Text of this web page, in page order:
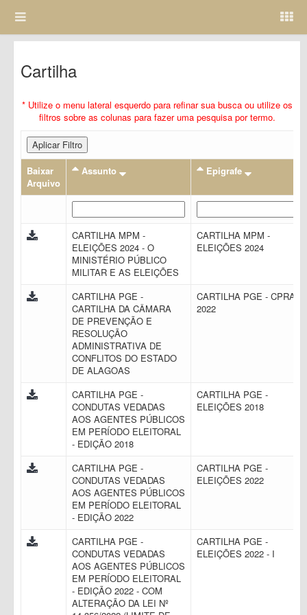
Cartilha
* Utilize o menu lateral esquerdo para refinar sua busca ou utilize os
filtros sobre as colunas para fazer uma pesquisa por termo.
Aplicar Filtro
Baixar
Arquivo
Assunto Epigrafe
CARTILHA MPM -
ELEIÇÕES 2024 - O
MINISTÉRIO PÚBLICO
MILITAR E AS ELEIÇÕES
CARTILHA MPM -
ELEIÇÕES 2024
CARTILHA PGE -
CARTILHA DA CÂMARA
DE PREVENÇÃO E
RESOLUÇÃO
ADMINISTRATIVA DE
CONFLITOS DO ESTADO
DE ALAGOAS
CARTILHA PGE - CPRAC
2022
CARTILHA PGE -
CONDUTAS VEDADAS
AOS AGENTES PÚBLICOS
EM PERÍODO ELEITORAL
- EDIÇÃO 2018
CARTILHA PGE -
ELEIÇÕES 2018
CARTILHA PGE -
CONDUTAS VEDADAS
AOS AGENTES PÚBLICOS
EM PERÍODO ELEITORAL
- EDIÇÃO 2022
CARTILHA PGE -
ELEIÇÕES 2022
CARTILHA PGE -
CONDUTAS VEDADAS
AOS AGENTES PÚBLICOS
EM PERÍODO ELEITORAL
- EDIÇÃO 2022 - COM
ALTERAÇÃO DA LEI Nº
CARTILHA PGE -
ELEIÇÕES 2022 - I